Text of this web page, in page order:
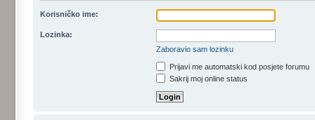
Korisničko ime:
Lozinka:
Zaboravio sam lozinku
Prijavi me automatski kod posjete forumu
Sakrij moj online status